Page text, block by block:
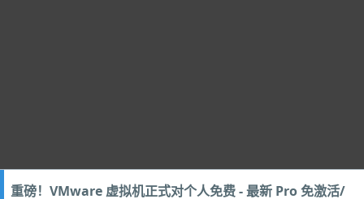
重磅！VMware 虚拟机正式对个人免费 - 最新 Pro 免激活/